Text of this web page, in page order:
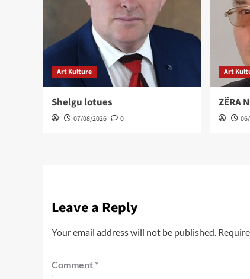
Art Kulture
Shelgu lotues
07/08/2026 0
Art
ZËRA
Leave a Reply
Your email address will not be published.
Comment *